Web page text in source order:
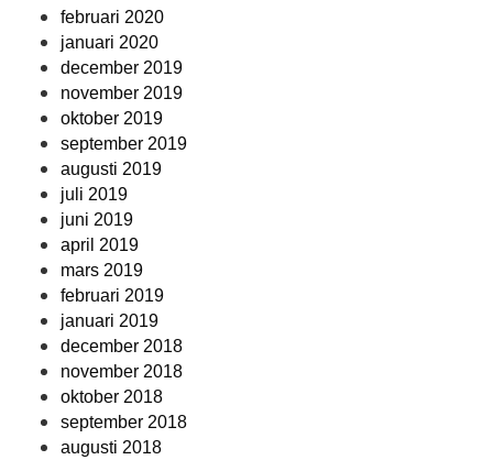
februari 2020
januari 2020
december 2019
november 2019
oktober 2019
september 2019
augusti 2019
juli 2019
juni 2019
april 2019
mars 2019
februari 2019
januari 2019
december 2018
november 2018
oktober 2018
september 2018
augusti 2018